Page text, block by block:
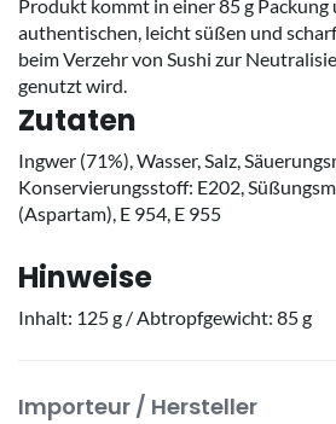
Produkt kommt in einer 85 g Packung
authentischen, leicht süßen und
beim Verzehr von Sushi zur
genutzt wird.
Zutaten
Ingwer (71%), Wasser, Salz,
Konservierungsstoff: E202,
(Aspartam), E 954, E 955
Hinweise
Inhalt: 125 g / Abtropfgewicht: 85 g
Importeur / Hersteller